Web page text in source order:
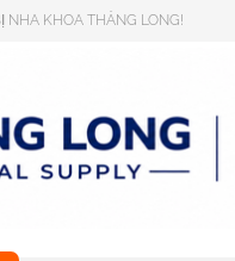
KHOA THĂNG LONG!